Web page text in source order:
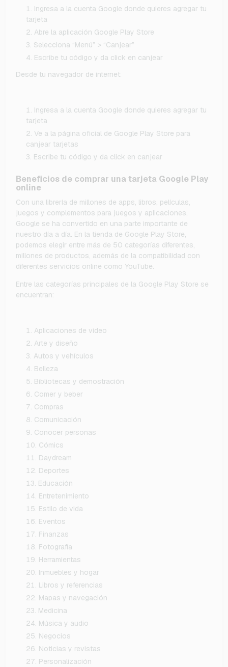
Ingresa a la cuenta Google donde quieres agregar tu
tarjeta
Abre la aplicación Google Play Store
Selecciona “Menú” > “Canjear”
Escribe tu código y da click en canjear
Desde tu navegador de internet:
Ingresa a la cuenta Google donde quieres agregar tu
tarjeta
Ve a la página oficial de Google Play Store para
canjear tarjetas
Escribe tu código y da click en canjear
Beneficios de comprar una tarjeta Google Play
online
Con una librería de millones de apps, libros, películas,
juegos y complementos para juegos y aplicaciones,
Google se ha convertido en una parte importante de
nuestro día a día. En la tienda de Google Play Store,
podemos elegir entre más de 50 categorías diferentes,
millones de productos, además de la compatibilidad con
diferentes servicios online como YouTube.
Entre las categorías principales de la Google Play Store se
encuentran:
Aplicaciones de video
Arte y diseño
Autos y vehículos
Belleza
Bibliotecas y demostración
Comer y beber
Compras
Comunicación
Conocer personas
Cómics
Daydream
Deportes
Educación
Entretenimiento
Estilo de vida
Eventos
Finanzas
Fotografía
Herramientas
Inmuebles y hogar
Libros y referencias
Mapas y navegación
Medicina
Música y audio
Negocios
Noticias y revistas
Personalización